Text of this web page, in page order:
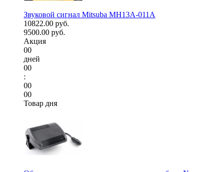
Звуковой сигнал Mitsuba MH13A-011A
10822.00 руб.
9500.00 руб.
Акция
00
дней
00
:
00
00
Товар дня